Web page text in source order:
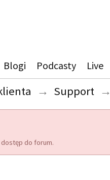
Blogi Podcasty Live
→ Support →
dostęp do forum.